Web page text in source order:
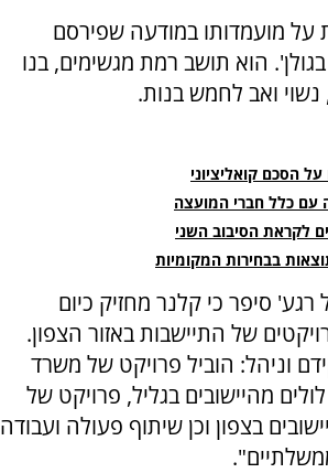
על מועמדותו במודעה שפירסם
בגולן'. הוא תושב רמת מגשימים, בנו
ואב לחמש בנות.
הסכם קואליציוני
עם כלל חברי המועצה
לקראת הסיבוב השני
בבחירות המקומיות
רגע' סיפר כי קלנר מחזיק כיום
של התיישבות באזור הצפון.
וניהל: הוביל פרויקט של משרד
מהיישובים בגליל, פרויקט של
בצפון וכן שיתוף פעולה ועבודה